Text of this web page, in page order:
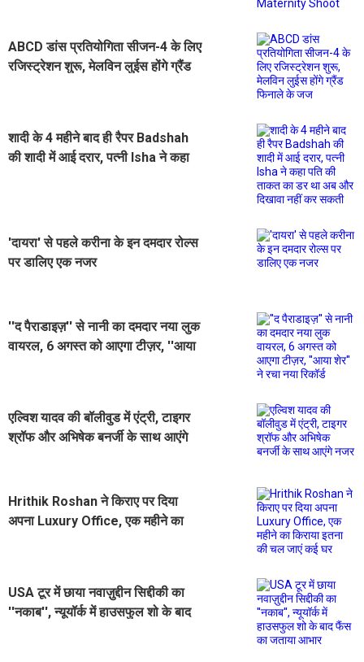
ABCD डांस प्रतियोगिता सीजन-4 के लिए
रजिस्ट्रेशन शुरू, मेलविन लुईस होंगे ग्रैंड
शादी के 4 महीने बाद ही रैपर Badshah
की शादी में आई दरार, पत्नी Isha ने कहा
'दायरा' से पहले करीना के इन दमदार रोल्स
पर डालिए एक नजर
''द पैराडाइज़'' से नानी का दमदार नया लुक
वायरल, 6 अगस्त को आएगा टीज़र, ''आया
एल्विश यादव की बॉलीवुड में एंट्री, टाइगर
श्रॉफ और अभिषेक बनर्जी के साथ आएंगे
Hrithik Roshan ने किराए पर दिया
अपना Luxury Office, एक महीने का
USA टूर में छाया नवाज़ुद्दीन सिद्दीकी का
''नकाब'', न्यूयॉर्क में हाउसफुल शो के बाद